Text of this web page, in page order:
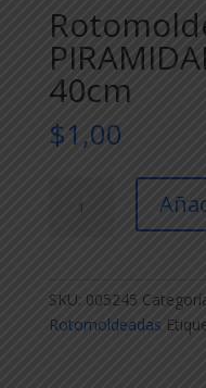
40cm
$1,00
PIRAMIDAL
SKU: 005245
Rotomoldeadas